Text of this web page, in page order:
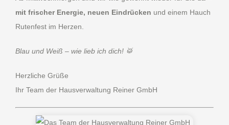
mit frischer Energie, neuen Eindrücken und einem Hauch
Rutenfest im Herzen.
Blau und Weiß – wie lieb ich dich! 🥁
Herzliche Grüße
Ihr Team der Hausverwaltung Reiner GmbH